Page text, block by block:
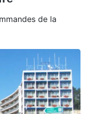
de la